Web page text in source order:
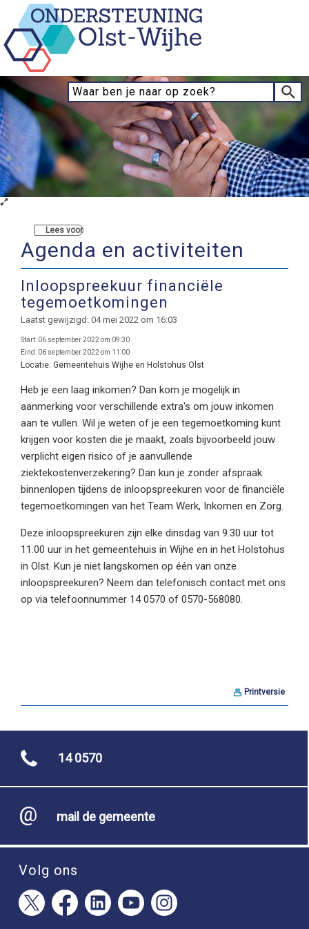
Lees voor
Agenda en activiteiten
Inloopspreekuur financiële
tegemoetkomingen
Laatst gewijzigd: 04 mei 2022 om 16:03
Start: 06 september 2022 om 09:30
Eind: 06 september 2022 om 11:00
Locatie: Gemeentehuis Wijhe en Holstohus Olst
Heb je een laag inkomen? Dan kom je mogelijk in
aanmerking voor verschillende extra's om jouw inkomen
aan te vullen. Wil je weten of je een tegemoetkoming kunt
krijgen voor kosten die je maakt, zoals bijvoorbeeld jouw
verplicht eigen risico of je aanvullende
ziektekostenverzekering? Dan kun je zonder afspraak
binnenlopen tijdens de inloopspreekuren voor de financiële
tegemoetkomingen van het Team Werk, Inkomen en Zorg.
Deze inloopspreekuren zijn elke dinsdag van 9.30 uur tot
11.00 uur in het gemeentehuis in Wijhe en in het Holstohus
in Olst. Kun je niet langskomen op één van onze
inloopspreekuren? Neem dan telefonisch contact met ons
op via telefoonnummer 14 0570 of 0570-568080.
Printversie
14 0570
mail de gemeente
Volg ons